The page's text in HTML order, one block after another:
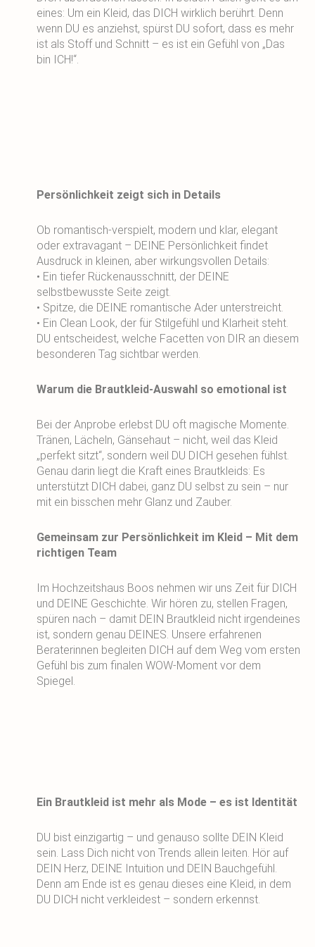
eines: Um ein Kleid, das DICH wirklich berührt. Denn
wenn DU es anziehst, spürst DU sofort, dass es mehr
ist als Stoff und Schnitt – es ist ein Gefühl von „Das
bin ICH!“.
Persönlichkeit zeigt sich in Details
Ob romantisch-verspielt, modern und klar, elegant
oder extravagant – DEINE Persönlichkeit findet
Ausdruck in kleinen, aber wirkungsvollen Details:
• Ein tiefer Rückenausschnitt, der DEINE
selbstbewusste Seite zeigt.
• Spitze, die DEINE romantische Ader unterstreicht.
• Ein Clean Look, der für Stilgefühl und Klarheit steht.
DU entscheidest, welche Facetten von DIR an diesem
besonderen Tag sichtbar werden.
Warum die Brautkleid-Auswahl so emotional ist
Bei der Anprobe erlebst DU oft magische Momente.
Tränen, Lächeln, Gänsehaut – nicht, weil das Kleid
„perfekt sitzt“, sondern weil DU DICH gesehen fühlst.
Genau darin liegt die Kraft eines Brautkleids: Es
unterstützt DICH dabei, ganz DU selbst zu sein – nur
mit ein bisschen mehr Glanz und Zauber.
Gemeinsam zur Persönlichkeit im Kleid – Mit dem
richtigen Team
Im Hochzeitshaus Boos nehmen wir uns Zeit für DICH
und DEINE Geschichte. Wir hören zu, stellen Fragen,
spüren nach – damit DEIN Brautkleid nicht irgendeines
ist, sondern genau DEINES. Unsere erfahrenen
Beraterinnen begleiten DICH auf dem Weg vom ersten
Gefühl bis zum finalen WOW-Moment vor dem
Spiegel.
Ein Brautkleid ist mehr als Mode – es ist Identität
DU bist einzigartig – und genauso sollte DEIN Kleid
sein. Lass Dich nicht von Trends allein leiten. Hör auf
DEIN Herz, DEINE Intuition und DEIN Bauchgefühl.
Denn am Ende ist es genau dieses eine Kleid, in dem
DU DICH nicht verkleidest – sondern erkennst.